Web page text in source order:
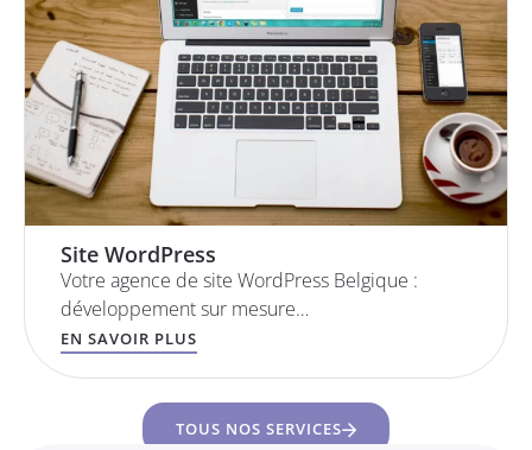
Site WordPress
Votre agence de site WordPress Belgique :
développement sur mesure…
EN SAVOIR PLUS
TOUS NOS SERVICES